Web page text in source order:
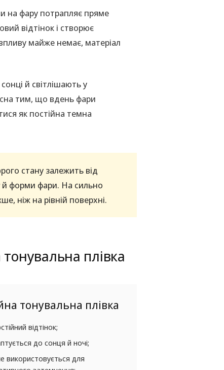
на фару потрапляє пряме
відтінок і створює
майже немає, матеріал
й світлішають у
тим, що вдень фари
як постійна темна
стану залежить від
й форми фари. На сильно
ніж на рівній поверхні.
плівка
тонувальна плівка
відтінок;
до сонця й ночі;
використовується для